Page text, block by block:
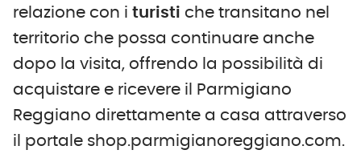
relazione con i turisti che transitano nel
territorio che possa continuare anche
dopo la visita, offrendo la possibilità di
acquistare e ricevere il Parmigiano
Reggiano direttamente a casa attraverso
il portale shop.parmigianoreggiano.com.